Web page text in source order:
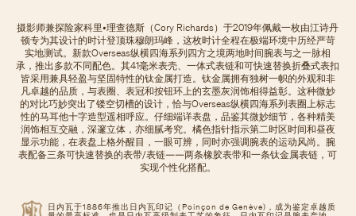
日内瓦于1886年推出日内瓦印记（Poinçon de Genève)，成为鉴定卓越质
摄影师兼探险家科里•理查德斯（Cory Richards）于2019年佩戴一枚由江诗丹
顿专为其设计的时计登顶珠穆朗玛峰，这枚时计全程在极端环境中历经严苛
实地测试。新款Overseas纵横四海系列四方之境两地时间腕表与之一脉相
承，推出多款不同配色。其41毫米表壳、一体式表链和可快速替换折叠式表扣
皆采用兼具轻盈与坚固特性的钛金属打造。钛金属拥有独树一帜的外观和非
凡卓越的品质，与表圈、表冠和按钮环上的玄墨灰润饰相得益彰。这种微妙
的对比巧妙突出了镂空切槽的设计，恰与Overseas纵横四海系列表圈上标志
性的马耳他十字造型遥相呼应。仔细端详表盘，品鉴其微妙细节，各种精美
润饰相互交融，深邃立体，亦细腻考究。橘色指针指示第二时区时间和昼夜
显示功能，在表盘上格外醒目，一眼可辨，同时亦强调腕表的运动风尚。腕
表配备三条可快速替换的表带/表链——两条橡胶表带和一条钛金属表链，可
实现个性化搭配。